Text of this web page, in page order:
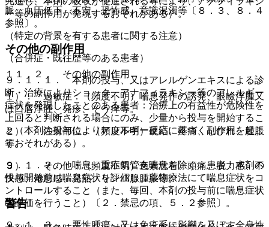
ー等の副作用が発現するおそれがある）。
（特定の背景を有する患者に関する注意）
（合併症・既往歴等のある患者）
９．１．１． 本剤の投与、又はアレルゲンエキスによる診
断・治療によりショック、アナフィラキシー等のアレルギー
症状を発現したことのある患者：治療上の有益性が危険性を
上回ると判断される場合にのみ、少量から投与を開始するこ
と（本剤の投与によりアレルギー反応に基づく副作用を起こ
すおそれがある）。
９．１．２． 喘息＜重症気管支喘息を除く＞患者：本剤の
投与開始前に喘息症状を評価し、薬物療法にて喘息症状をコ
ントロールすること（また、毎回、本剤の投与前に喘息症状
の評価を行うこと）〔２．禁忌の項、５．２参照〕。
脈、血圧低下、不安、恐怖感、意識混濁等〔８．３、８．４
参照〕。
その他の副作用
１１．２． その他の副作用
１）． 過敏症：（頻度不明）喘息発作の誘発、眼瞼浮腫又
は口唇浮腫、発疹、そう痒等。
２）． 注射部位：（頻度不明）硬結、疼痛、しびれ、腫脹
等。
３）． その他：（頻度不明）色素沈着、頭痛、脱力感、不
快感、倦怠感、発熱、リンパ腺腫脹等。
警告